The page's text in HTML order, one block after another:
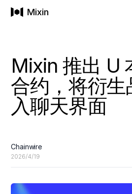
Mixin
个人
隐私钱包
社交恢复
技术方案
Mixin 推出 U
合约，将衍生
入聊天界面
Chainwire
2026/4/19